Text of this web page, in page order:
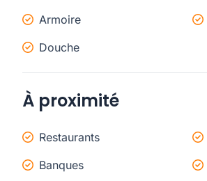
Armoire
Douche
À proximité
Restaurants
Banques